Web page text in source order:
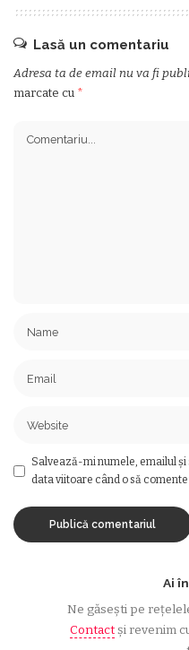
Lasă un comentariu
Adresa ta de email nu va fi
marcate cu *
Salvează-mi numele, emailul
data viitoare când o să
Ai
Ne găsești pe
Contactși revenim